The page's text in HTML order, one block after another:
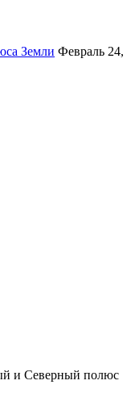
Земли Февраль 24,
и Северный полюс